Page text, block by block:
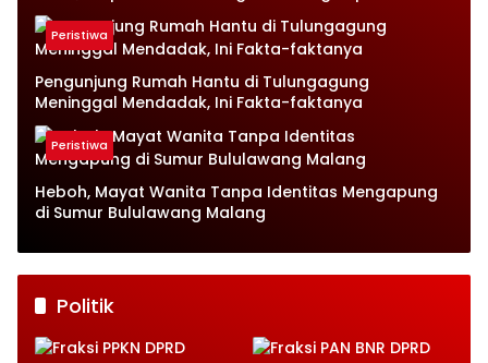
Peristiwa
Pengunjung Rumah Hantu di Tulungagung
Meninggal Mendadak, Ini Fakta-faktanya
Peristiwa
Heboh, Mayat Wanita Tanpa Identitas Mengapung
di Sumur Bululawang Malang
Politik